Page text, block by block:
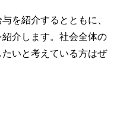
を紹介するとともに、
介します。社会全体の
いと考えている方はぜ